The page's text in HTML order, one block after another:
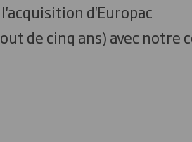
d'Europac
de cinq ans) avec notre